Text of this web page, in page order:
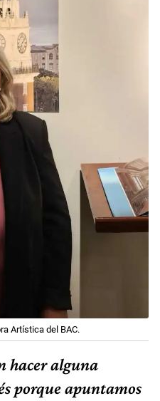
Artística del BAC.
hacer alguna
porque apuntamos